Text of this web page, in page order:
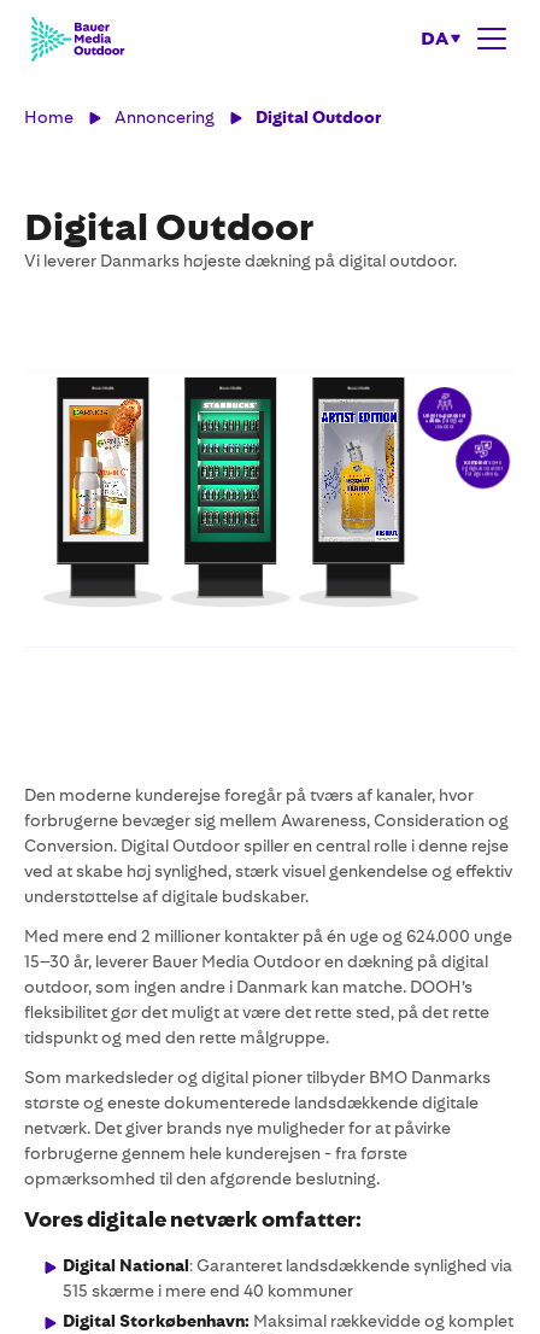
DA
Home Annoncering Digital Outdoor
Digital Outdoor
Vi leverer Danmarks højeste dækning på digital outdoor.
Den moderne kunderejse foregår på tværs af kanaler, hvor
forbrugerne bevæger sig mellem Awareness, Consideration og
Conversion. Digital Outdoor spiller en central rolle i denne rejse
ved at skabe høj synlighed, stærk visuel genkendelse og effektiv
understøttelse af digitale budskaber.
Med mere end 2 millioner kontakter på én uge og 624.000 unge
15–30 år, leverer Bauer Media Outdoor en dækning på digital
outdoor, som ingen andre i Danmark kan matche. DOOH’s
fleksibilitet gør det muligt at være det rette sted, på det rette
tidspunkt og med den rette målgruppe.
Som markedsleder og digital pioner tilbyder BMO Danmarks
største og eneste dokumenterede landsdækkende digitale
netværk. Det giver brands nye muligheder for at påvirke
forbrugerne gennem hele kunderejsen - fra første
opmærksomhed til den afgørende beslutning.
Vores digitale netværk omfatter:
Digital National: Garanteret landsdækkende synlighed via
515 skærme i mere end 40 kommuner
Digital Storkøbenhavn: Maksimal rækkevidde og komplet